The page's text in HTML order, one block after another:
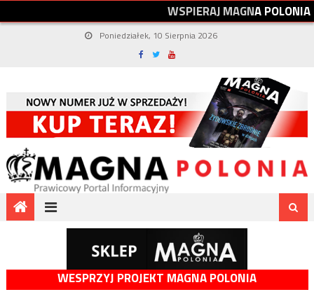
WSPIERAJMAGNAPOLONIA
Poniedziałek, 10 Sierpnia 2026
WESPRZYJ PROJEKT MAGNA POLONIA